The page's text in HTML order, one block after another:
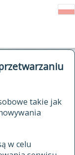
takie jak
w celu